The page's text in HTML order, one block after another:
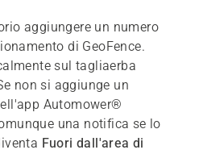
aggiungere un numero
di GeoFence.
sul tagliaerba
non si aggiunge un
Automower®
una notifica se lo
Fuori dall'area di